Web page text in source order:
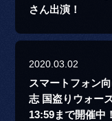
さん出演！
2020.03.02
スマートフォン
志 国盗りウォー
13:59まで開催中！